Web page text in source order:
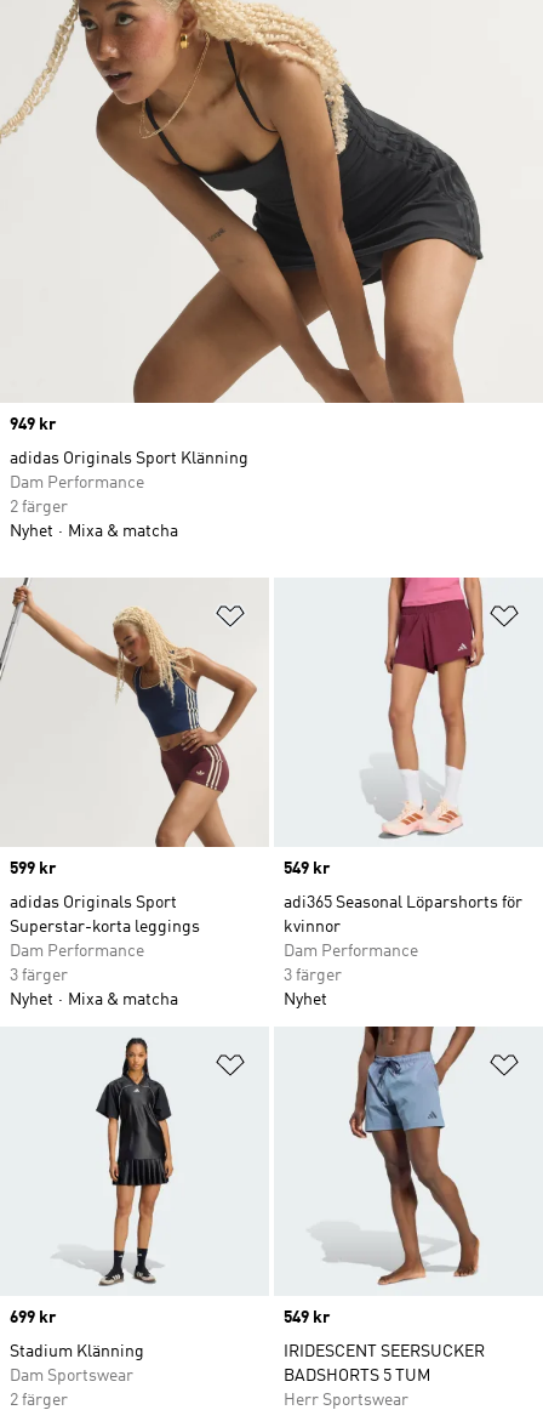
Lägg till på önskelistan
Price
599 kr
adidas Originals Sport
Superstar-korta leggings
Dam Performance
3 färger
Nyhet
Mixa & matcha
Price
549 kr
adi365 Seasonal Löparshorts för
kvinnor
Dam Performance
3 färger
Nyhet
Lägg till på önskelistan
Price
699 kr
Stadium Klänning
Dam Sportswear
2 färger
Price
549 kr
IRIDESCENT SEERSUCKER
BADSHORTS 5 TUM
Herr Sportswear
Price
949 kr
adidas Originals Sport Klänning
Dam Performance
2 färger
Nyhet
Mixa & matcha